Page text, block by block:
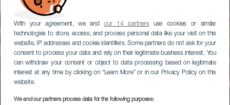
With your agreement, we andour 14 partnersuse cookies or similar
technologies to store, access, and process personal data like your visit on this
website, IP addresses and cookie identifiers. Some partners do not ask for your
consent to process your data and rely on their legitimate business interest. You
can withdraw your consent or object to data processing based on legitimate
interest at any time by clicking on “Learn More” or in our Privacy Policy on this
website.
We and our partners process data for the following purposes: